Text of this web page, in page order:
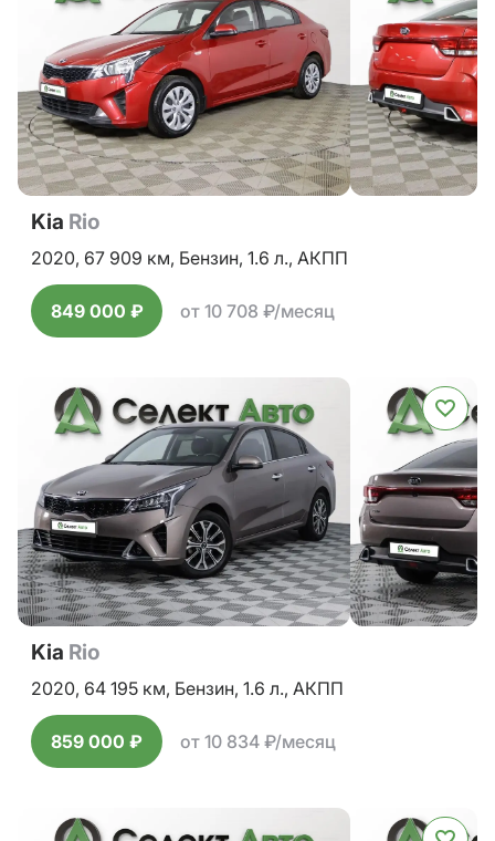
Kia Rio
2020, 67 909 км, Бензин, 1.6 л., АКПП
849 000 ₽ от 10 708 ₽/месяц
Kia Rio
2020, 64 195 км, Бензин, 1.6 л., АКПП
859 000 ₽ от 10 834 ₽/месяц